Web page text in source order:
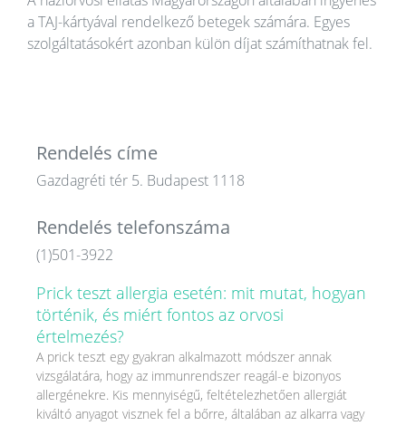
a TAJ-kártyával rendelkező betegek számára. Egyes
szolgáltatásokért azonban külön díjat számíthatnak fel.
Rendelés címe
Gazdagréti tér 5. Budapest 1118
Rendelés telefonszáma
(1)501-3922
Prick teszt allergia esetén: mit mutat, hogyan
történik, és miért fontos az orvosi
értelmezés?
A prick teszt egy gyakran alkalmazott módszer annak
vizsgálatára, hogy az immunrendszer reagál-e bizonyos
allergénekre. Kis mennyiségű, feltételezhetően allergiát
kiváltó anyagot visznek fel a bőrre, általában az alkarra vagy